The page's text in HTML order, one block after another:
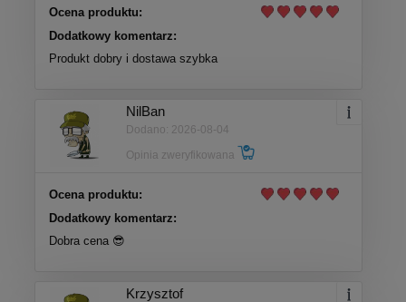
Ocena produktu:
Dodatkowy komentarz:
Produkt dobry i dostawa szybka
NilBan
Dodano: 2026-08-04
Opinia zweryfikowana
Ocena produktu:
Dodatkowy komentarz:
Dobra cena 😎
Krzysztof